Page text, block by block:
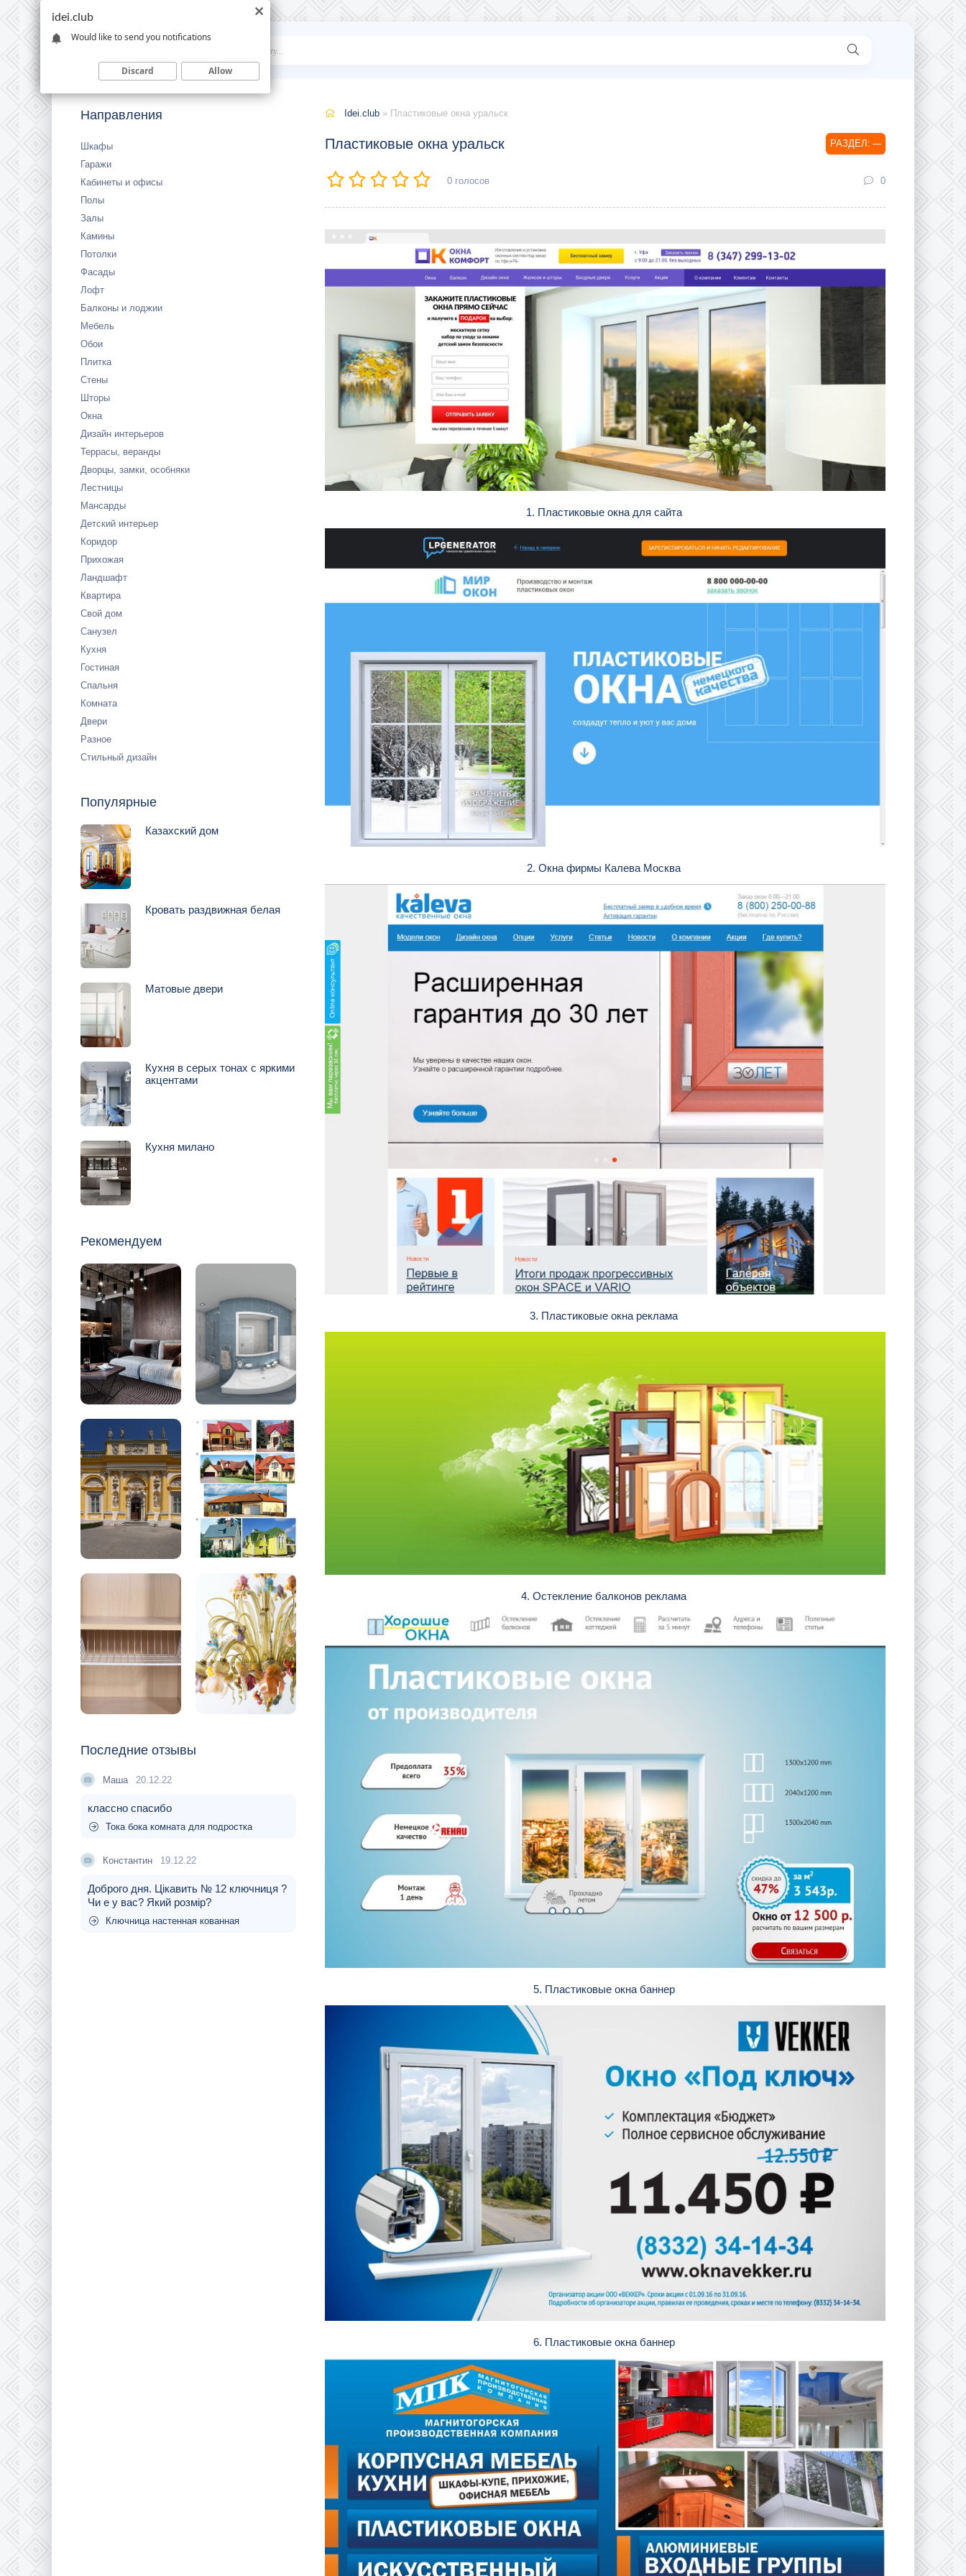
Idei
Направления
Шкафы
Гаражи
Кабинеты и офисы
Полы
Залы
Камины
Потолки
Фасады
Лофт
Балконы и лоджии
Мебель
Обои
Плитка
Стены
Шторы
Окна
Дизайн интерьеров
Террасы, веранды
Дворцы, замки, особняки
Лестницы
Мансарды
Детский интерьер
Коридор
Прихожая
Ландшафт
Квартира
Свой дом
Санузел
Кухня
Гостиная
Спальня
Комната
Двери
Разное
Стильный дизайн
Популярные
Казахский дом
Кровать раздвижная белая
Матовые двери
Кухня в серых тонах с яркими
акцентами
Кухня милано
Рекомендуем
Последние отзывы
Маша 20.12.22
классно спасибо
Тока бока комната для подростка
Константин 19.12.22
Доброго дня. Цікавить № 12 ключниця ?
Чи е у вас? Який розмір?
Ключница настенная кованная
Idei.club » Пластиковые окна уральск
Пластиковые окна уральск ---
0 голосов 0
1. Пластиковые окна для сайта
2. Окна фирмы Калева Москва
3. Пластиковые окна реклама
4. Остекление балконов реклама
5. Пластиковые окна баннер
6. Пластиковые окна баннер
idei.club
Would like to send you notifications
Discard Allow